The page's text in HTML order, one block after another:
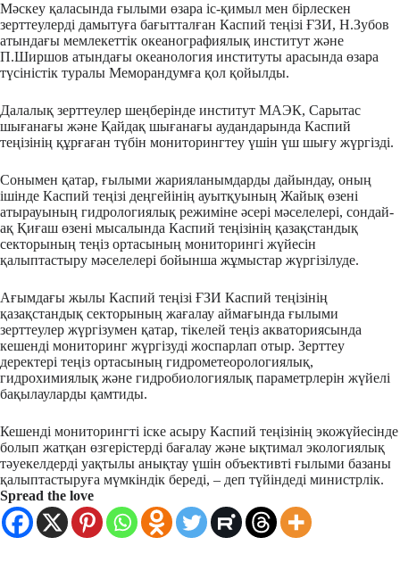
Мәскеу қаласында ғылыми өзара іс-қимыл мен бірлескен
зерттеулерді дамытуға бағытталған Каспий теңізі ҒЗИ, Н.Зубов
атындағы мемлекеттік океанографиялық институт және
П.Ширшов атындағы океанология институты арасында өзара
түсіністік туралы Меморандумға қол қойылды.
Далалық зерттеулер шеңберінде институт МАЭК, Сарытас
шығанағы және Қайдақ шығанағы аудандарында Каспий
теңізінің құрғаған түбін мониторингтеу үшін үш шығу жүргізді.
Сонымен қатар, ғылыми жарияланымдарды дайындау, оның
ішінде Каспий теңізі деңгейінің ауытқуының Жайық өзені
атырауының гидрологиялық режиміне әсері мәселелері, сондай-
ақ Қиғаш өзені мысалында Каспий теңізінің қазақстандық
секторының теңіз ортасының мониторингі жүйесін
қалыптастыру мәселелері бойынша жұмыстар жүргізілуде.
Ағымдағы жылы Каспий теңізі ҒЗИ Каспий теңізінің
қазақстандық секторының жағалау аймағында ғылыми
зерттеулер жүргізумен қатар, тікелей теңіз акваториясында
кешенді мониторинг жүргізуді жоспарлап отыр. Зерттеу
деректері теңіз ортасының гидрометеорологиялық,
гидрохимиялық және гидробиологиялық параметрлерін жүйелі
бақылауларды қамтиды.
Кешенді мониторингті іске асыру Каспий теңізінің экожүйесінде
болып жатқан өзгерістерді бағалау және ықтимал экологиялық
тәуекелдерді уақтылы анықтау үшін объективті ғылыми базаны
қалыптастыруға мүмкіндік береді, – деп түйіндеді министрлік.
Spread the love